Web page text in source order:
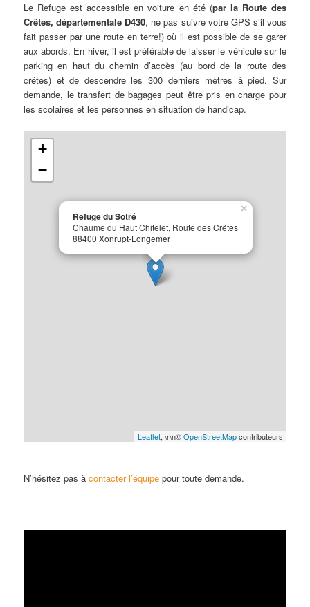
Le Refuge est accessible en voiture en été (par la Route des
Crêtes, départementale D430, ne pas suivre votre GPS s’il vous
fait passer par une route en terre!) où il est possible de se garer
aux abords. En hiver, il est préférable de laisser le véhicule sur le
parking en haut du chemin d’accès (au bord de la route des
crêtes) et de descendre les 300 derniers mètres à pied. Sur
demande, le transfert de bagages peut être pris en charge pour
les scolaires et les personnes en situation de handicap.
Refuge du Sotré
Chaume du Haut Chitelet, Route des Crêtes
88400 Xonrupt-Longemer
×
+
−
Leaflet, \r\n©OpenStreetMapcontributeurs
N’hésitez pas àcontacter l’équipe pour toute demande.